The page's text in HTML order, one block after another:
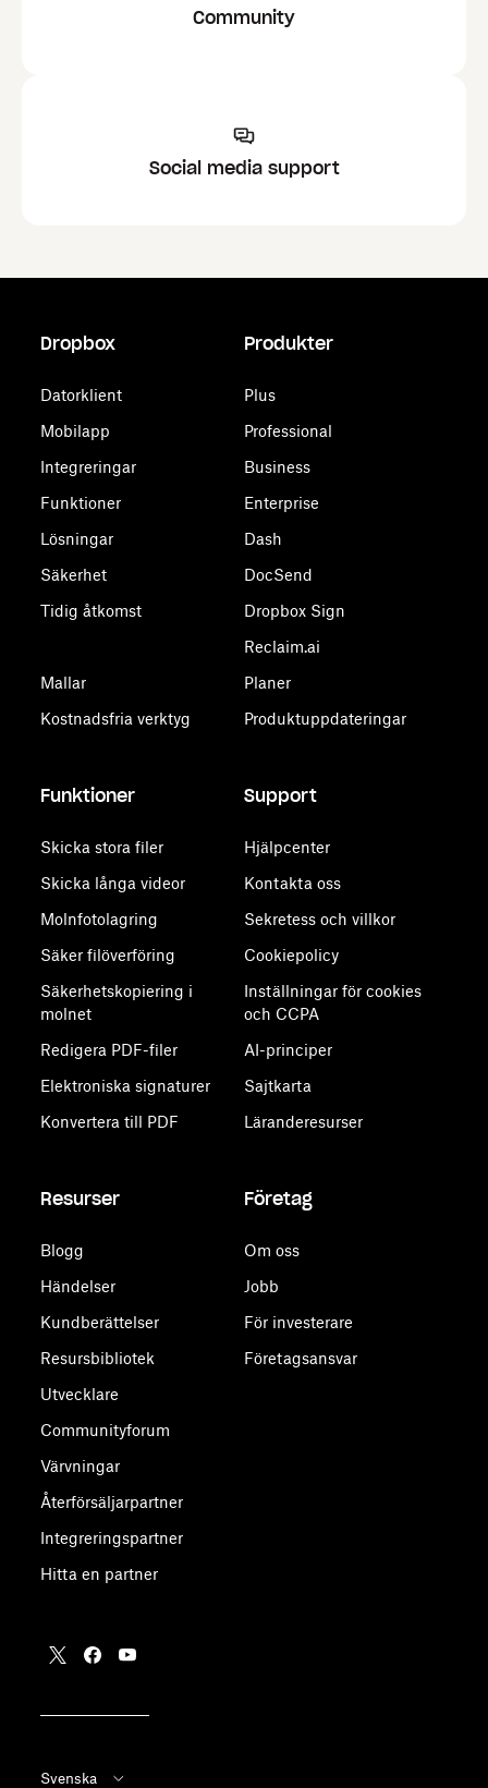
Community
Social media support
Dropbox
Datorklient
Mobilapp
Integreringar
Funktioner
Lösningar
Säkerhet
Tidig åtkomst
Mallar
Kostnadsfria verktyg
Produkter
Plus
Professional
Business
Enterprise
Dash
DocSend
Dropbox Sign
Reclaim.ai
Planer
Produktuppdateringar
Funktioner
Skicka stora filer
Skicka långa videor
Molnfotolagring
Säker filöverföring
Säkerhetskopiering i
molnet
Redigera PDF-filer
Elektroniska signaturer
Konvertera till PDF
Support
Hjälpcenter
Kontakta oss
Sekretess och villkor
Cookiepolicy
Inställningar för cookies
och CCPA
AI-principer
Sajtkarta
Läranderesurser
Resurser
Blogg
Händelser
Kundberättelser
Resursbibliotek
Utvecklare
Communityforum
Värvningar
Återförsäljarpartner
Integreringspartner
Hitta en partner
Företag
Om oss
Jobb
För investerare
Företagsansvar
Svenska